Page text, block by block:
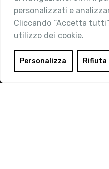
personalizzati e
Cliccando “Accetta
utilizzo dei cookie.
Personalizza
Contatti
Area Riservata
Login
Diventa Socio